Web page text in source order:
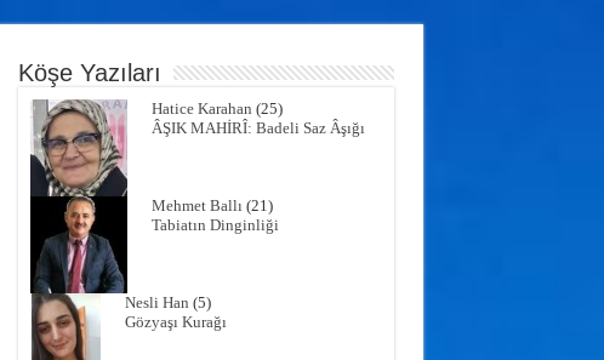
Köşe Yazıları
Hatice Karahan (25)
ÂŞIK MAHİRÎ: Badeli Saz Âşığı
Mehmet Ballı(21)
Tabiatın Dinginliği
Nesli Han (5)
Gözyaşı Kurağı